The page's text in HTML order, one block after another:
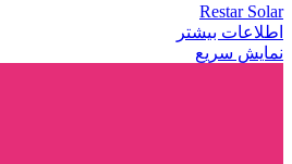
Restar Solar
اطلاعات بیشتر
نمایش سریع